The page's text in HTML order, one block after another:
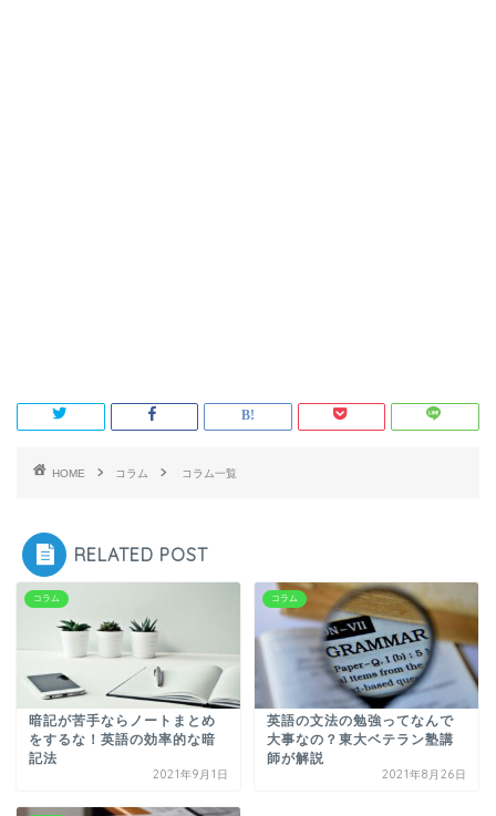
HOME コラム コラム一覧
RELATED POST
コラム
暗記が苦手ならノートまとめ
をするな！英語の効率的な暗
記法
2021年9月1日
コラム
英語の文法の勉強ってなんで
大事なの？東大ベテラン塾講
師が解説
2021年8月26日